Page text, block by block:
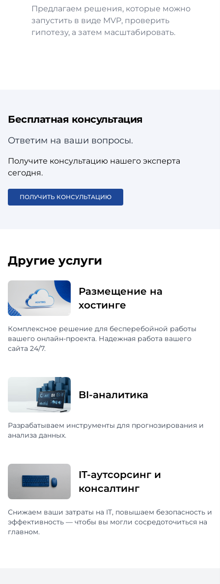
Предлагаем решения, которые можно
запустить в виде MVP, проверить
гипотезу, а затем масштабировать.
Бесплатная консультация
Ответим на ваши вопросы.
Получите консультацию нашего эксперта
сегодня.
ПОЛУЧИТЬ КОНСУЛЬТАЦИЮ
Другие услуги
Размещение на
хостинге
Комплексное решение для бесперебойной работы
вашего онлайн-проекта. Надежная работа вашего
сайта 24/7.
BI-аналитика
Разрабатываем инструменты для прогнозирования и
анализа данных.
IT-аутсорсинг и
консалтинг
Снижаем ваши затраты на IT, повышаем безопасность и
эффективность — чтобы вы могли сосредоточиться на
главном.